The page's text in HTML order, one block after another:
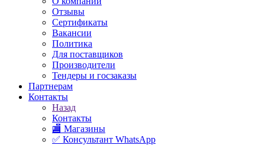
Отзывы
Сертификаты
Вакансии
Политика
Для поставщиков
Производители
Тендеры и госзаказы
Партнерам
Контакты
Назад
Контакты
🏬 Магазины
✅️ Консультант WhatsApp